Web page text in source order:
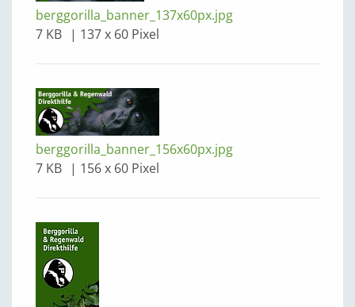
berggorilla_banner_137x60px.jpg
7 KB
137 x 60 Pixel
berggorilla_banner_156x60px.jpg
7 KB
156 x 60 Pixel